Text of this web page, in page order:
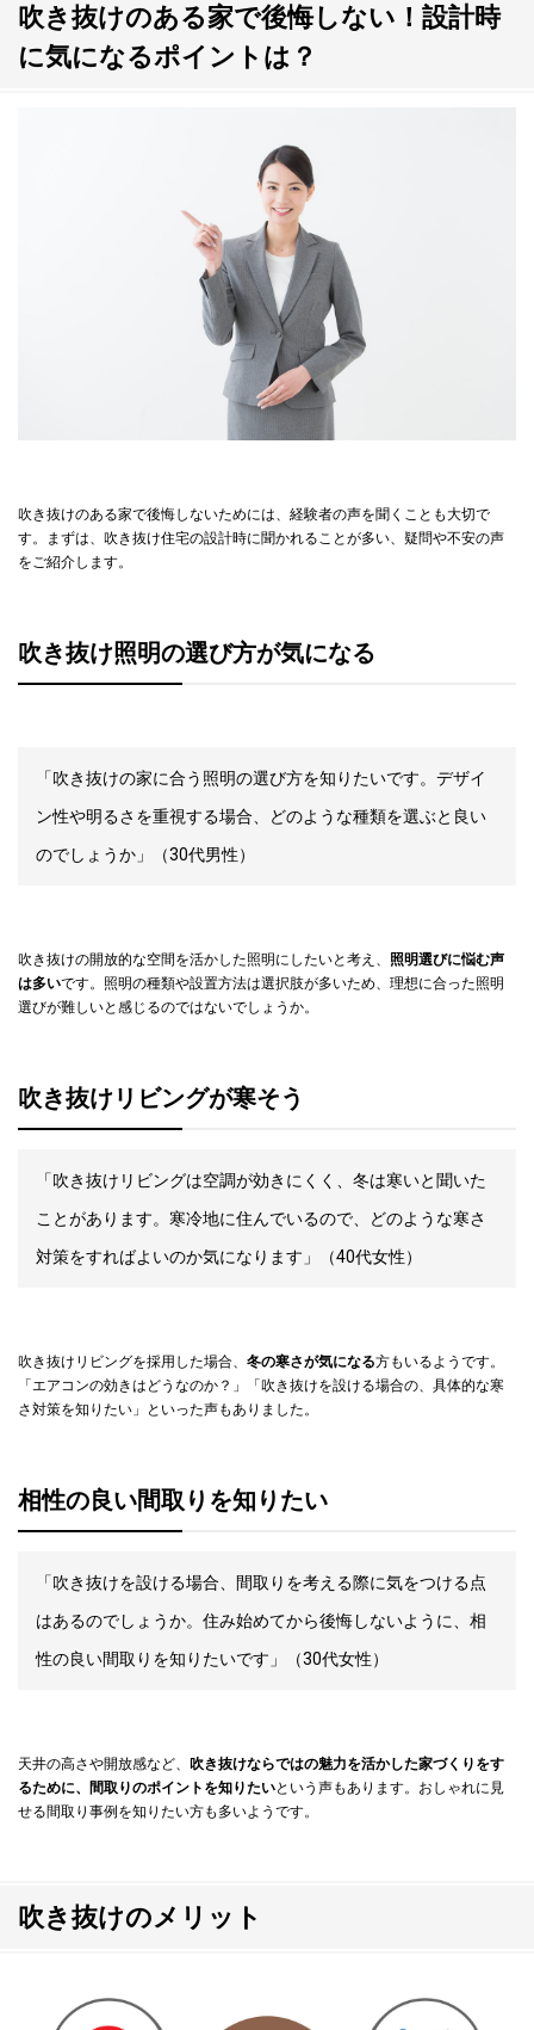
吹き抜けのある家で後悔しない！設計時
に気になるポイントは？
吹き抜けのある家で後悔しないためには、経験者の声を聞くことも大切で
す。まずは、吹き抜け住宅の設計時に聞かれることが多い、疑問や不安の声
をご紹介します。
吹き抜け照明の選び方が気になる
「吹き抜けの家に合う照明の選び方を知りたいです。デザイ
ン性や明るさを重視する場合、どのような種類を選ぶと良い
のでしょうか」（30代男性）
吹き抜けの開放的な空間を活かした照明にしたいと考え、 照明選びに悩む声
は多いです。照明の種類や設置方法は選択肢が多いため、理想に合った照明
選びが難しいと感じるのではないでしょうか。
吹き抜けリビングが寒そう
「吹き抜けリビングは空調が効きにくく、冬は寒いと聞いた
ことがあります。寒冷地に住んでいるので、どのような寒さ
対策をすればよいのか気になります」（40代女性）
吹き抜けリビングを採用した場合、 冬の寒さが気になる方もいるようです。
「エアコンの効きはどうなのか？」「吹き抜けを設ける場合の、具体的な寒
さ対策を知りたい」といった声もありました。
相性の良い間取りを知りたい
「吹き抜けを設ける場合、間取りを考える際に気をつける点
はあるのでしょうか。住み始めてから後悔しないように、相
性の良い間取りを知りたいです」（30代女性）
天井の高さや開放感など、 吹き抜けならではの魅力を活かした家づくりをす
るために、間取りのポイントを知りたいという声もあります。おしゃれに見
せる間取り事例を知りたい方も多いようです。
吹き抜けのメリット